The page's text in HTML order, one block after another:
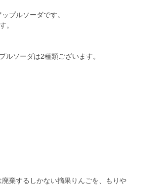
プルソーダです。
。
ルソーダは2種類ございます。
棄するしかない摘果りんごを、もりや